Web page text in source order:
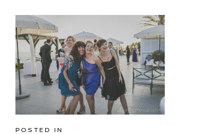
POSTED IN